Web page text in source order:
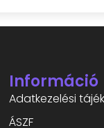
Információ
Adatkezelési
ÁSZF